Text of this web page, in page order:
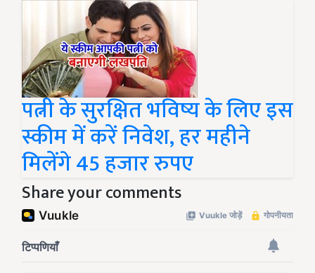
पत्नी के सुरक्षित भविष्य के लिए इस
स्कीम में करें निवेश, हर महीने
मिलेंगे 45 हजार रुपए
Share your comments